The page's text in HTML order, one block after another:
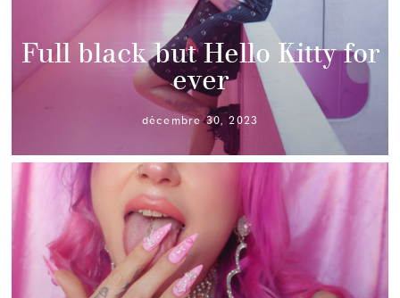
Full black but Hello Kitty for
ever
décembre 30, 2023